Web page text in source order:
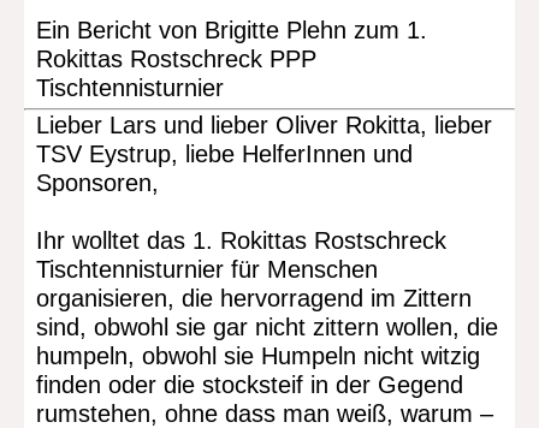
Einzelpersonen,
der sich – mit dem
Mittel Tischtennis
– überwiegend
ehrenamtlich um
Personen mit
Parkinson und
kümmert.
Ein Bericht von Brigitte Plehn zum 1.
Rokittas Rostschreck PPP
Tischtennisturnier
Lieber Lars und lieber Oliver Rokitta, lieber
TSV Eystrup, liebe HelferInnen und
Sponsoren,
Ihr wolltet das 1. Rokittas Rostschreck
Tischtennisturnier für Menschen
organisieren, die hervorragend im Zittern
sind, obwohl sie gar nicht zittern wollen, die
humpeln, obwohl sie Humpeln nicht witzig
finden oder die stocksteif in der Gegend
rumstehen, ohne dass man weiß, warum –